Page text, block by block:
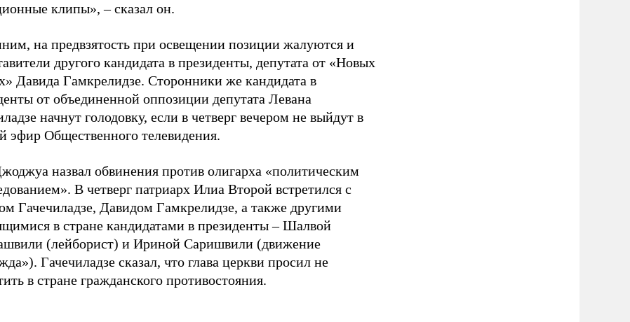
клипы», – сказал он.
на предвзятость при освещении позиции жалуются и
другого кандидата в президенты, депутата от «Новых
Давида Гамкрелидзе. Сторонники же кандидата в
от объединенной оппозиции депутата Левана
начнут голодовку, если в четверг вечером не выйдут в
эфир Общественного телевидения.
назвал обвинения против олигарха «политическим
В четверг патриарх Илиа Второй встретился с
Гачечиладзе, Давидом Гамкрелидзе, а также другими
в стране кандидатами в президенты – Шалвой
(лейборист) и Ириной Саришвили (движение
Гачечиладзе сказал, что глава церкви просил не
в стране гражданского противостояния.